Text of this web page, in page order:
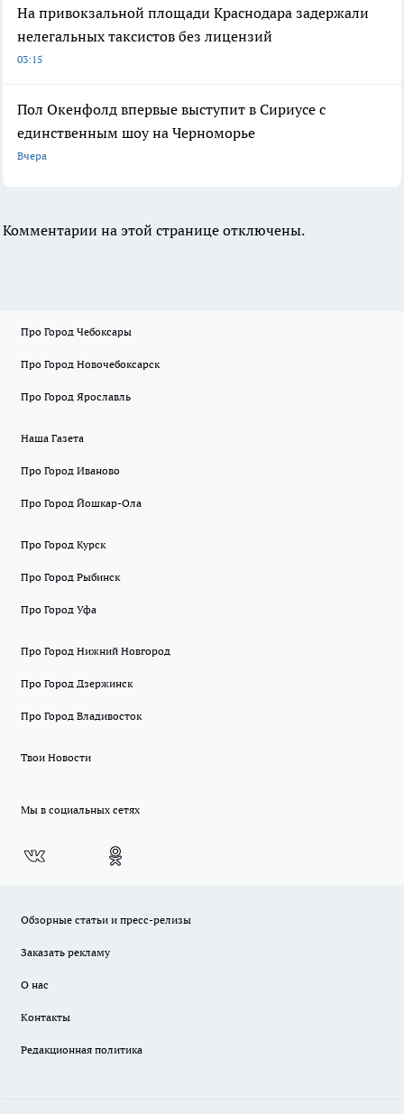
На привокзальной площади Краснодара задержали
нелегальных таксистов без лицензий
03:15
Пол Окенфолд впервые выступит в Сириусе с
единственным шоу на Черноморье
Вчера
Комментарии на этой странице отключены.
Про Город Чебоксары
Про Город Новочебоксарск
Про Город Ярославль
Наша Газета
Про Город Иваново
Про Город Йошкар-Ола
Про Город Курск
Про Город Рыбинск
Про Город Уфа
Про Город Нижний Новгород
Про Город Дзержинск
Про Город Владивосток
Твои Новости
Мы в социальных сетях
Обзорные статьи и пресс-релизы
Заказать рекламу
О нас
Контакты
Редакционная политика